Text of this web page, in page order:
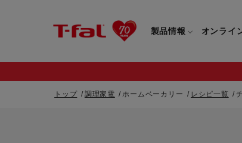
製品情報 オンライ
トップ 調理家電 ホームベーカリー レシピ一覧